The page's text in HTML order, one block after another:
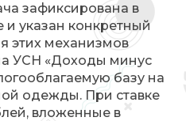
зафиксирована в
и указан конкретный
этих механизмов
УСН «Доходы минус
базу на
одежды. При ставке
вложенные в